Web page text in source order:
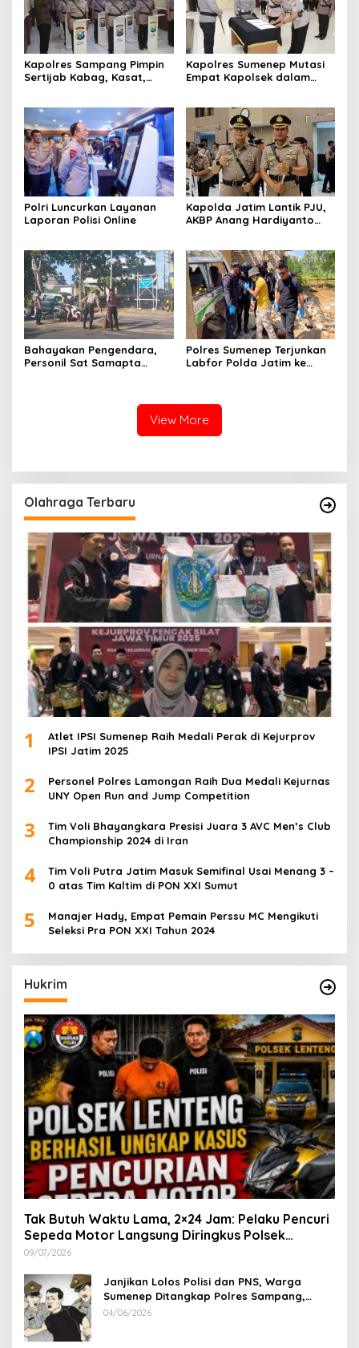
Kapolres Sampang Pimpin
Sertijab Kabag, Kasat,
Kapolres Sumenep Mutasi
Empat Kapolsek dalam
Polri Luncurkan Layanan
Laporan Polisi Online
Kapolda Jatim Lantik PJU,
AKBP Anang Hardiyanto
Bahayakan Pengendara,
Personil Sat Samapta
Polres Sumenep Terjunkan
Labfor Polda Jatim ke
View More
Olahraga Terbaru
1
Atlet IPSI Sumenep Raih Medali Perak di Kejurprov
IPSI Jatim 2025
2
Personel Polres Lamongan Raih Dua Medali Kejurnas
UNY Open Run and Jump Competition
3
Tim Voli Bhayangkara Presisi Juara 3 AVC Men’s Club
Championship 2024 di Iran
4
Tim Voli Putra Jatim Masuk Semifinal Usai Menang 3 –
0 atas Tim Kaltim di PON XXI Sumut
5
Manajer Hady, Empat Pemain Perssu MC Mengikuti
Seleksi Pra PON XXI Tahun 2024
Hukrim
Tak Butuh Waktu Lama, 2×24 Jam: Pelaku Pencuri
Sepeda Motor Langsung Diringkus Polsek
Lenteng di Wilayah Manding
09/07/2026
Janjikan Lolos Polisi dan PNS, Warga
Sumenep Ditangkap Polres Sampang,
Korban Rugi Rp 600 juta
04/06/2026